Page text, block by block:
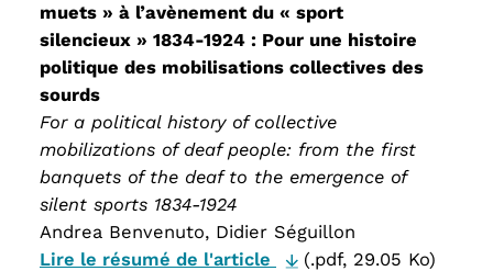
muets » à l’avènement du « sport
silencieux » 1834-1924 : Pour une histoire
politique des mobilisations collectives des
sourds
For a political history of collective
mobilizations of deaf people: from the first
banquets of the deaf to the emergence of
silent sports 1834-1924
Andrea Benvenuto, Didier Séguillon
Lire le résumé de l'article
(.pdf, 29.05 Ko)